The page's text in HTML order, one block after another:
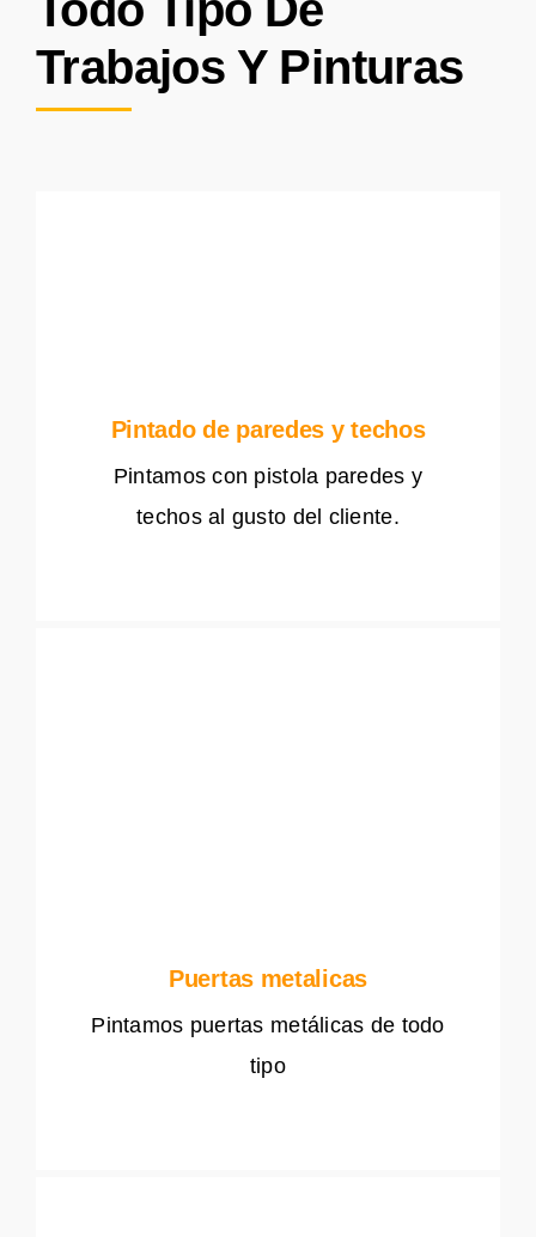
Trabajos Y Pinturas
Pintado de paredes y techos
Pintamos con pistola paredes y
techos al gusto del cliente.
Puertas metalicas
Pintamos puertas metálicas de todo
tipo